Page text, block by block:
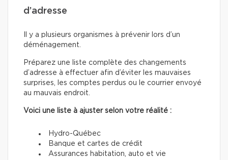
d’adresse
Il y a plusieurs organismes à prévenir lors d’un
déménagement.
Préparez une liste complète des changements
d’adresse à effectuer afin d’éviter les mauvaises
surprises, les comptes perdus ou le courrier envoyé
au mauvais endroit.
Voici une liste à ajuster selon votre réalité :
Hydro-Québec
Banque et cartes de crédit
Assurances habitation, auto et vie